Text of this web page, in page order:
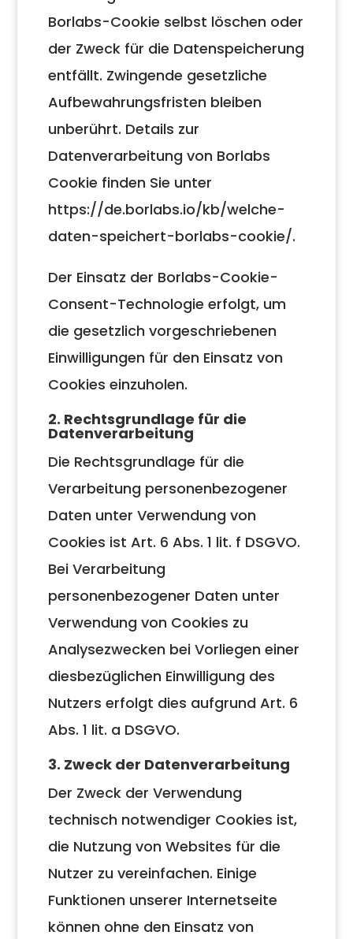
Borlabs-Cookie selbst löschen oder
der Zweck für die Datenspeicherung
entfällt. Zwingende gesetzliche
Aufbewahrungsfristen bleiben
unberührt. Details zur
Datenverarbeitung von Borlabs
Cookie finden Sie unter
https://de.borlabs.io/kb/welche-
daten-speichert-borlabs-cookie/.
Der Einsatz der Borlabs-Cookie-
Consent-Technologie erfolgt, um
die gesetzlich vorgeschriebenen
Einwilligungen für den Einsatz von
Cookies einzuholen.
2. Rechtsgrundlage für die
Datenverarbeitung
Die Rechtsgrundlage für die
Verarbeitung personenbezogener
Daten unter Verwendung von
Cookies ist Art. 6 Abs. 1 lit. f DSGVO.
Bei Verarbeitung
personenbezogener Daten unter
Verwendung von Cookies zu
Analysezwecken bei Vorliegen einer
diesbezüglichen Einwilligung des
Nutzers erfolgt dies aufgrund Art. 6
Abs. 1 lit. a DSGVO.
3. Zweck der Datenverarbeitung
Der Zweck der Verwendung
technisch notwendiger Cookies ist,
die Nutzung von Websites für die
Nutzer zu vereinfachen. Einige
Funktionen unserer Internetseite
können ohne den Einsatz von